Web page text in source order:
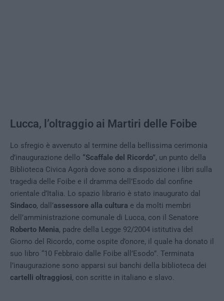
Lucca, l’oltraggio ai Martiri delle Foibe
Lo sfregio è avvenuto al termine della bellissima cerimonia
d’inaugurazione dello “Scaffale del Ricordo”, un punto della
Biblioteca Civica Agorà dove sono a disposizione i libri sulla
tragedia delle Foibe e il dramma dell’Esodo dal confine
orientale d’Italia. Lo spazio librario è stato inaugurato dal
Sindaco, dall’assessore alla cultura e da molti membri
dell’amministrazione comunale di Lucca, con il Senatore
Roberto Menia, padre della Legge 92/2004 istitutiva del
Giorno del Ricordo, come ospite d’onore, il quale ha donato il
suo libro “10 Febbraio dalle Foibe all’Esodo”. Terminata
l’inaugurazione sono apparsi sui banchi della biblioteca dei
cartelli oltraggiosi, con scritte in italiano e slavo.